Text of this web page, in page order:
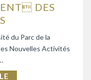
DES
du Parc de la
Nouvelles Activités